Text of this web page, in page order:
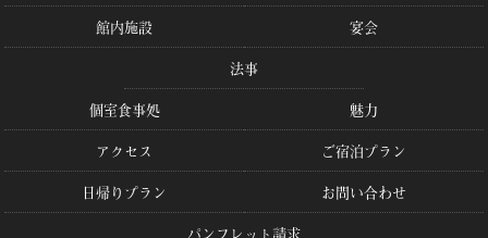
館内施設
宴会
法事
個室食事処
魅力
アクセス
ご宿泊プラン
日帰りプラン
お問い合わせ
パンフレット請求